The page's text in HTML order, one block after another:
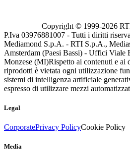
Copyright © 1999-2026
P.Iva 03976881007 - Tutti i diritti
Mediamond S.p.A. - RTI S.p.A.,
Amsterdam (Paesi Bassi) - Uffici Viale
Monzese (MI)Rispetto ai contenuti e ai
riprodotti è vietata ogni utilizzazione
sistemi di intelligenza artificiale
espresso di utilizzare mezzi
Legal
CorporatePrivacy PolicyCookie Policy
Media